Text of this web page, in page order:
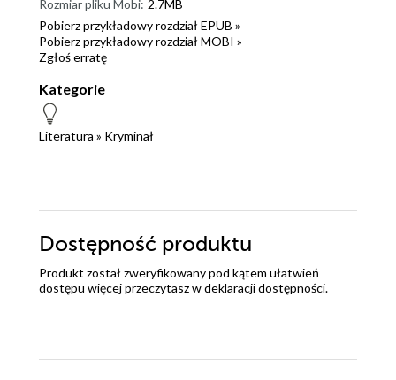
Rozmiar pliku Mobi: 2.7MB
Pobierz przykładowy rozdział EPUB »
Pobierz przykładowy rozdział MOBI »
Zgłoś erratę
Kategorie
Literatura » Kryminał
Dostępność produktu
Produkt został zweryfikowany pod kątem ułatwień
dostępu więcej przeczytasz wdeklaracji dostępności.